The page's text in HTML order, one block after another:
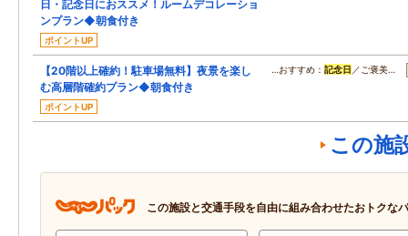
日・記念日におススメ！ルームデコレーショ
ンプラン◆朝食付き
ポイントUP
【20階以上確約！駐車場無料】夜景を楽し
む高層階確約プラン◆朝食付き
ポイントUP
…おすすめ： 記念日 ／ご褒美…
この施
この施設と交通手段を自由に組み合わせたおトクな